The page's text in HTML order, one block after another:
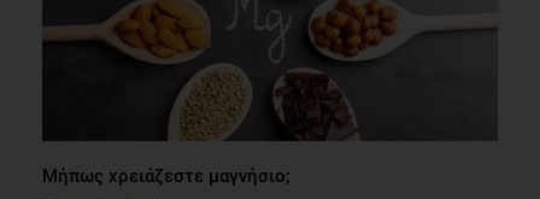
Μήπως χρειάζεστε μαγνήσιο;